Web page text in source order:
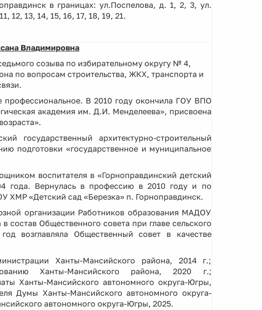
в границах: ул.Поспелова, д. 1, 2, 3, ул.
12, 13, 14, 15, 16, 17, 18, 19, 21.
Владимировна
созыва по избирательному округу № 4,
по вопросам строительства, ЖКХ, транспорта и
В 2010 году окончила ГОУ ВПО
академия им. Д.И. Менделеева», присвоена
архитектурно-строительный
подготовки «государственное и муниципальное
воспитателя в «Горноправдинский детский
года. Вернулась в профессию в 2010 году и по
ХМР «Детский сад «Березка» п. Горноправдинск.
организации Работников образования МАДОУ
Общественного совета при главе сельского
возглавляла Общественный совет в качестве
Ханты-Мансийского района, 2014 г.;
Ханты-Мансийского района, 2020 г.;
Ханты-Мансийского автономного округа-Югры,
Думы Ханты-Мансийского автономного округа-
автономного округа-Югры, 2025.